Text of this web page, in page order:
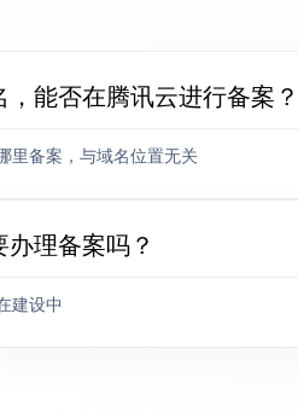
能否在腾讯云进行备案？
里备案，与域名位置无关
理备案吗？
建设中